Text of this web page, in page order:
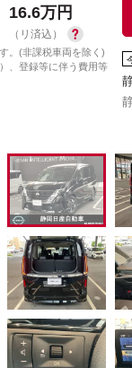
16.6万円
（リ済込）
。(非課税車両を除く)
、登録等に伴う費用等